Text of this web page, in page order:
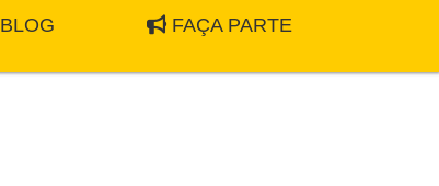
BLOG FAÇA PARTE